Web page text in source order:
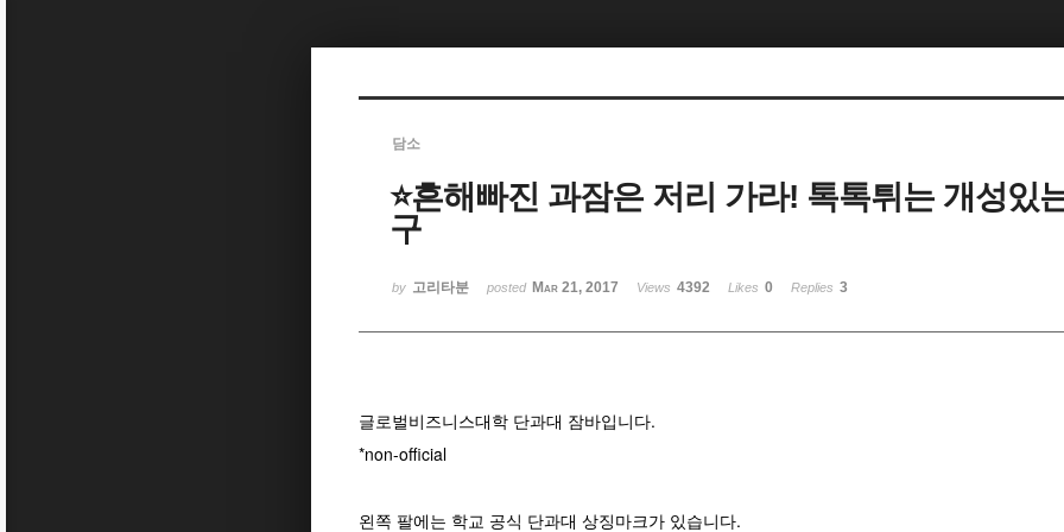
담소
⭐️흔해빠진 과잠은 저리 가라! 톡톡튀는 개성있
구
by 고리타분 posted Mar 21, 2017 Views 4392 Likes 0 Replies 3
글로벌비즈니스대학 단과대 잠바입니다.
*non-official
왼쪽 팔에는 학교 공식 단과대 상징마크가 있습니다.
Sketchbook5, 스케치북5
Sketchbook5, 스케치북5